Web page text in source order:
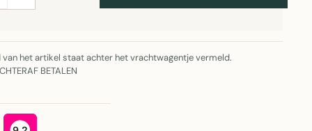
van het artikel staat achter het vrachtwagentje vermeld.
BETALEN